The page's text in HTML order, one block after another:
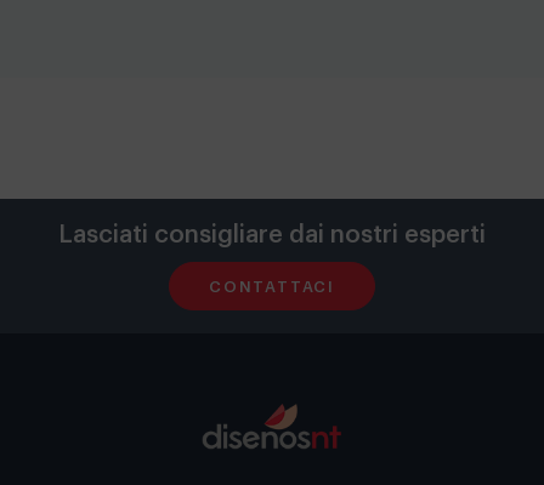
Lasciati consigliare dai nostri esperti
CONTATTACI